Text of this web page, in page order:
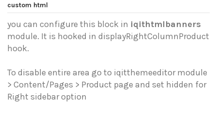
custom html
you can configure this block in iqithtmlbanners
module. It is hooked in displayRightColumnProduct
hook.
To disable entire area go to iqitthemeeditor module
> Content/Pages > Product page and set hidden for
Right sidebar option